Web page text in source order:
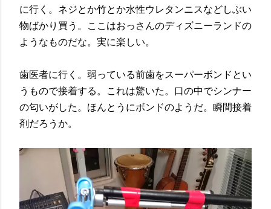
に行く。ネジとか竹とか水性ウレタンニスなどしぶい
物ばかり買う。ここはおっさんのディズニーランドの
ようなものだな。実に楽しい。
歯医者に行く。弱っている前歯をスーパーボンドとい
うもので接着する。これは驚いた。口の中でシンナー
の匂いがした。ほんとうにボンドのようだ。瞬間接着
剤だろうか。